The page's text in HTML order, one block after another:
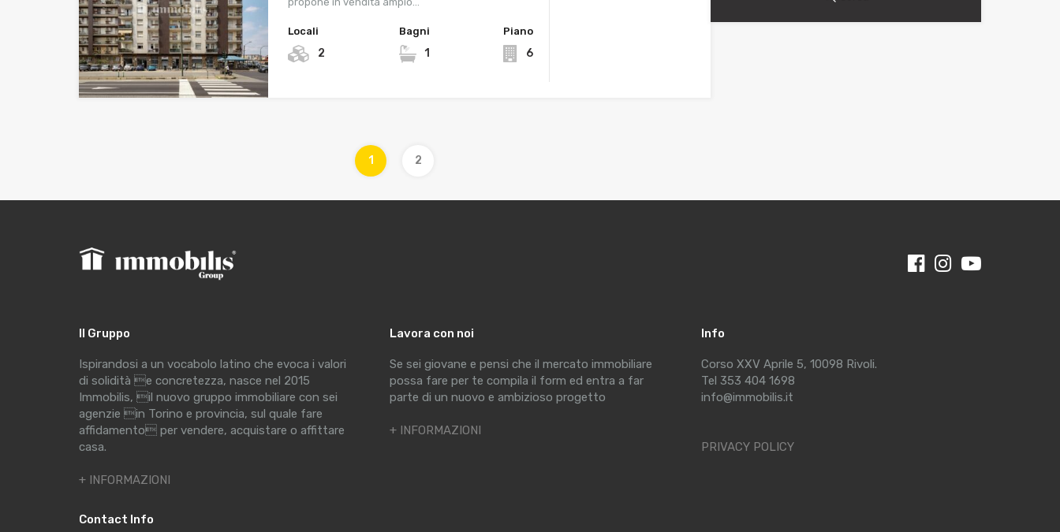
Locali
2
Bagni
1
Piano
6
1 2
Il Gruppo
Ispirandosi a un vocabolo latino che evoca i valori
di solidità e concretezza, nasce nel 2015
Immobilis, il nuovo gruppo immobiliare con sei
agenzie in Torino e provincia, sul quale fare
affidamento per vendere, acquistare o affittare
casa.
+ INFORMAZIONI
Contact Info
Lavora con noi
Se sei giovane e pensi che il mercato immobiliare
possa fare per te compila il form ed entra a far
parte di un nuovo e ambizioso progetto
+ INFORMAZIONI
Info
Corso XXV Aprile 5, 10098 Rivoli.
Tel 353 404 1698
info@immobilis.it
PRIVACY POLICY